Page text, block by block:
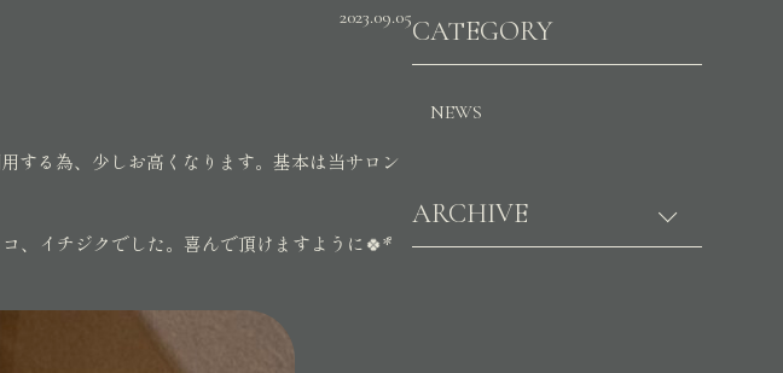
2023.09.05
する為、少しお高くなります。基本は当サロン
イチジクでした。喜んで頂けますように🍀*゜
CATEGORY
NEWS
ARCHIVE